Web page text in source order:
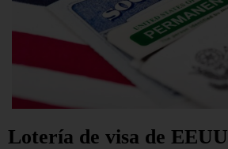
Lotería de visa de EEUU